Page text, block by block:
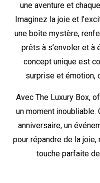
une aventure et
Imaginez la joie et
une boîte mystère,
prêts à s’envoler et à
concept unique est
surprise et émotion,
Avec The Luxury Box,
un moment inoubliable.
anniversaire, un
pour répandre de la
touche parfaite